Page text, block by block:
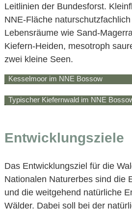
Leitlinien der Bundesforst.
NNE-Fläche
Lebensräume wie Sand-
Kiefern-Heiden, mesotroph
zwei kleine Seen.
Kesselmoor im NNE Bossow
Typischer Kiefernwald im NNE
Entwicklungsziele
Das Entwicklungsziel für die
Nationalen Naturerbes sind die
und die weitgehend natürliche
Wälder. Dabei soll bei der